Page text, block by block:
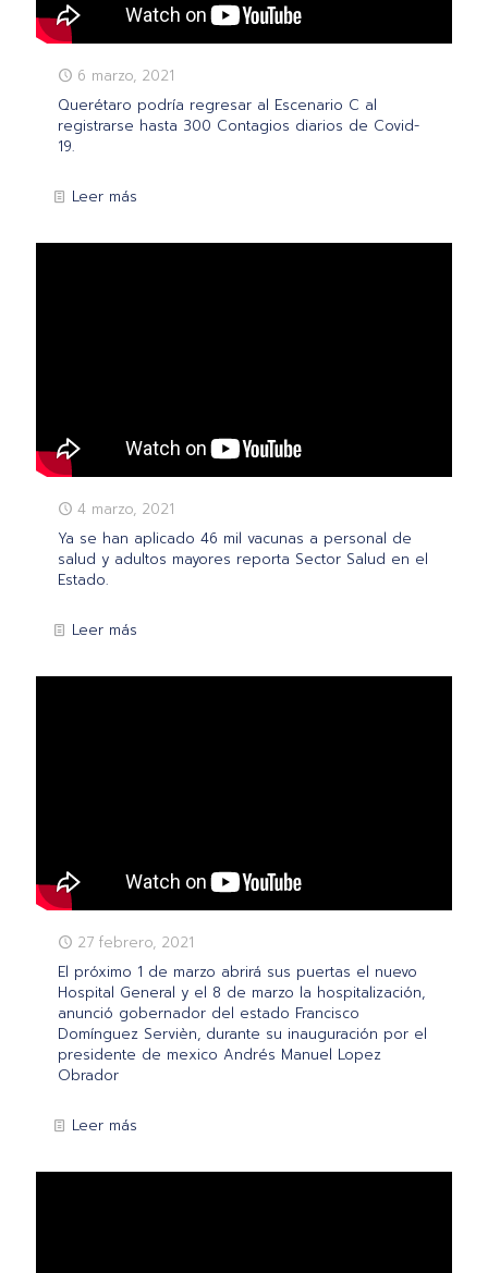
6 marzo, 2021
Querétaro podría regresar al Escenario C al
registrarse hasta 300 Contagios diarios de Covid-
19.
Leer más
4 marzo, 2021
Ya se han aplicado 46 mil vacunas a personal de
salud y adultos mayores reporta Sector Salud en el
Estado.
Leer más
27 febrero, 2021
El próximo 1 de marzo abrirá sus puertas el nuevo
Hospital General y el 8 de marzo la hospitalización,
anunció gobernador del estado Francisco
Domínguez Servièn, durante su inauguración por el
presidente de mexico Andrés Manuel Lopez
Obrador
Leer más